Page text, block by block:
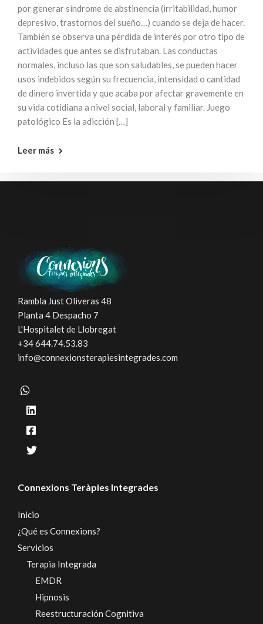
por generar síndrome de abstinencia (irritabilidad, humor
depresivo, trastornos del sueño…) cuando se deja de hacer.
También se observa una pérdida de interés por otro tipo de
actividades que antes se disfrutaban. Las conductas
normales, incluso las que son saludables, se pueden hacer
usos indebidos según su frecuencia, intensidad o cantidad
de dinero invertida y que acaba por afectar gravemente en
su vida cotidiana a nivel social, laboral y familiar. Juego
patológico Es la adicción […]
Leer más
Rambla Just Oliveras 48
Planta 4 Despacho 7
L'Hospitalet de Llobregat
+34 644.74.53.83
info@connexionsterapiesintegrades.com
Connexions Teràpies Integrades
Inicio
¿Qué es Connexions?
Servicios
Terapia Integrada
EMDR
Hipnosis
Reestructuración Cognitiva